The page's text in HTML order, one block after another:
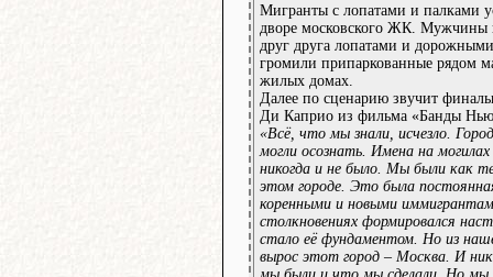
Мигранты с лопатами и палками
дворе московского ЖК. Мужчины
друг друга лопатами и
громили припаркованные рядом
жилых домах.
Далее по сценарию звучит
Ди Каприо из фильма «Банды
«Всё, что мы знали, исчезло.
могли осознать. Имена на
никогда и не было. Мы были как
этом городе. Это была
коренными и новыми
столкновениях формировался
стало её фундаментом. Но из
вырос этот город – Москва. И